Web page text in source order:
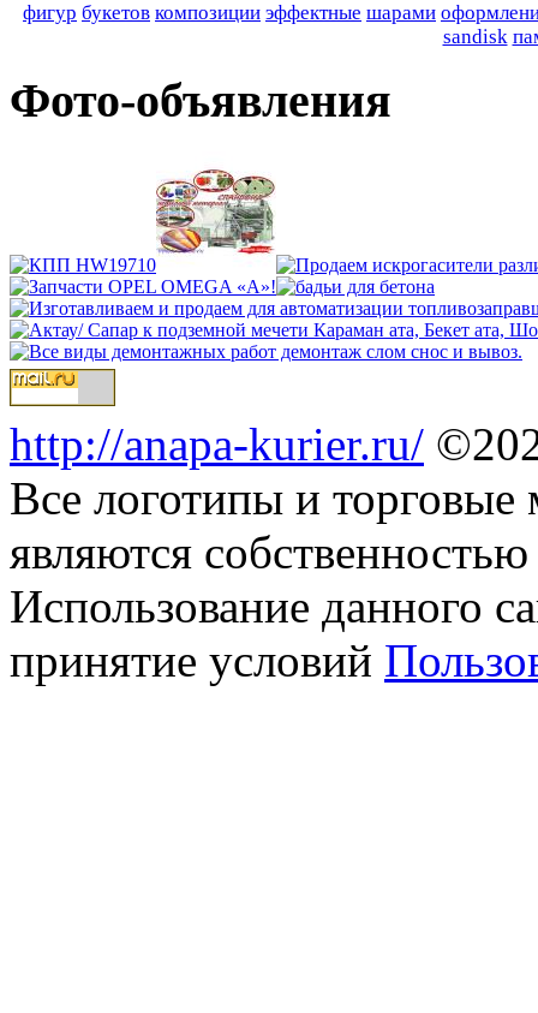
фигур букетов композиции эффектные шарами
sandisk
Фото-объявления
http://anapa-kurier.ru/
Все логотипы и торговые
являются
Использование данного
принятие условий